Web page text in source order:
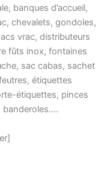
banques d’accueil,
chevalets, gondoles,
vrac, distributeurs
fûts inox, fontaines
sac cabas, sachet
étiquettes
étiquettes, pinces
banderoles….